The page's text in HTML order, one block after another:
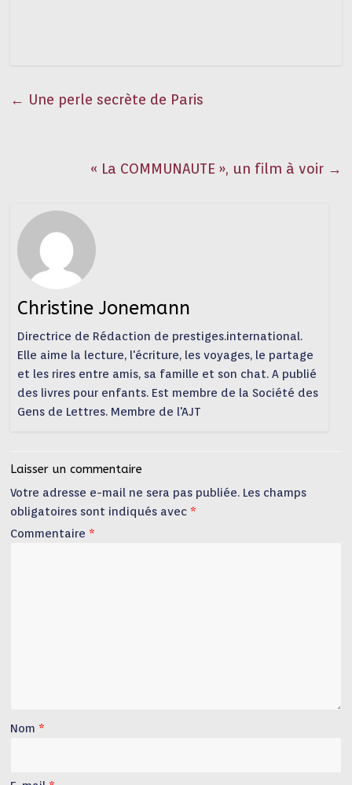
← Une perle secrète de Paris
« La COMMUNAUTE », un film à voir →
Christine Jonemann
Directrice de Rédaction de prestiges.international.
Elle aime la lecture, l'écriture, les voyages, le partage
et les rires entre amis, sa famille et son chat. A publié
des livres pour enfants. Est membre de la Société des
Gens de Lettres. Membre de l'AJT
Laisser un commentaire
Votre adresse e-mail ne sera pas publiée. Les champs
obligatoires sont indiqués avec *
Commentaire *
Nom *